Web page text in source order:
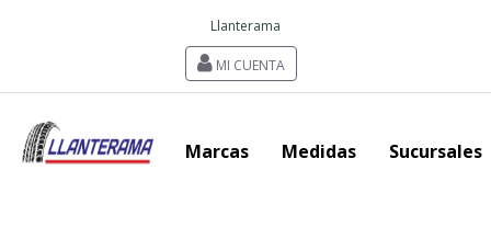
Llanterama
MI CUENTA
Marcas Medidas Sucursales